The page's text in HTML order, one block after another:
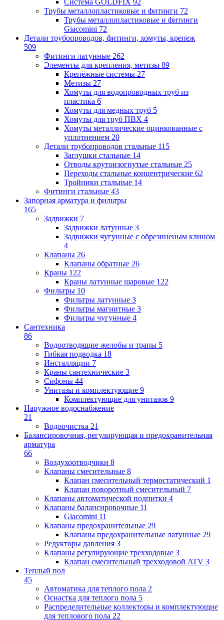
Трубы металлопластиковые и фитинги 72
Трубы металлопластиковые и фитинги
Giacomini 72
Детали трубопроводов, фитинги, хомуты, крепеж
509
Фитинги латунные 262
Элементы для крепления, метизы 89
Крепёжные системы 27
Метизы 27
Хомуты для водопроводных труб из
пластика 6
Хомуты для медных труб 5
Хомуты для труб ПВХ 4
Хомуты металлические оцинкованные с
уплотнением 20
Детали трубопроводов стальные 115
Заглушки стальные 14
Отводы крутоизогнутые стальные 25
Переходы стальные концентрические 62
Тройники стальные 14
Фитинги стальные 43
Запорная арматура и фильтры
165
Задвижки 7
Задвижки латунные 3
Задвижки чугунные с обрезиненым клином
4
Клапаны 26
Клапаны обратные 26
Краны 122
Краны латунные шаровые 122
Фильтры 10
Фильтры латунные 3
Фильтры магнитные 3
Фильтры чугунные 4
Сантехника
86
Водоотводящие желобы и трапы 5
Гибкая подводка 18
Инсталляции 7
Краны сантехнические 3
Сифоны 44
Унитазы и комплектующие 9
Комплектующие для унитазов 9
Наружное водоснабжение
21
Водоочистка 21
Балансировочная, регулирующая и предохранительная
арматура
66
Воздухоотводчики 8
Клапаны cмесительные 8
Клапан cмесительный термостатический 1
Клапан поворотный cмесительный 7
Клапаны автоматической подпитки 4
Клапаны балансировочные 11
Giacomini 11
Клапаны предохранительные 29
Клапаны предохранительные латунные 29
Редукторы давления 3
Клапаны регулирующие трехходовые 3
Клапан смесительный трехходовой ATV 3
Теплый пол
45
Автоматика для теплого пола 2
Оснастка для теплого пола 5
Распределительные коллекторы и комплектующие
для теплового пола 22